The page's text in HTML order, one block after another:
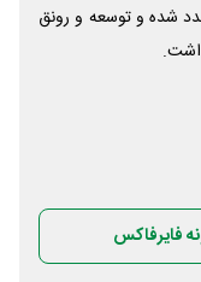
شده و توسعه و رونق
فایرفاکس